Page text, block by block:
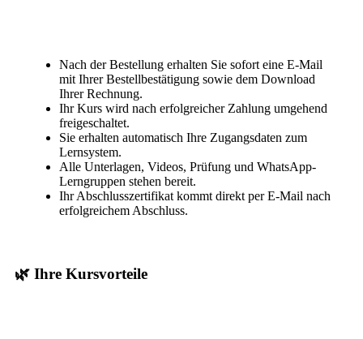
Nach der Bestellung erhalten Sie sofort eine E-Mail
mit Ihrer Bestellbestätigung sowie dem Download
Ihrer Rechnung.
Ihr Kurs wird nach erfolgreicher Zahlung umgehend
freigeschaltet.
Sie erhalten automatisch Ihre Zugangsdaten zum
Lernsystem.
Alle Unterlagen, Videos, Prüfung und WhatsApp-
Lerngruppen stehen bereit.
Ihr Abschlusszertifikat kommt direkt per E-Mail nach
erfolgreichem Abschluss.
🌿 Ihre Kursvorteile